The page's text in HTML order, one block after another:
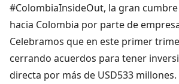
#ColombiaInsideOut, la gran
hacia Colombia por parte de
Celebramos que en este primer
cerrando acuerdos para tener
directa por más de USD533